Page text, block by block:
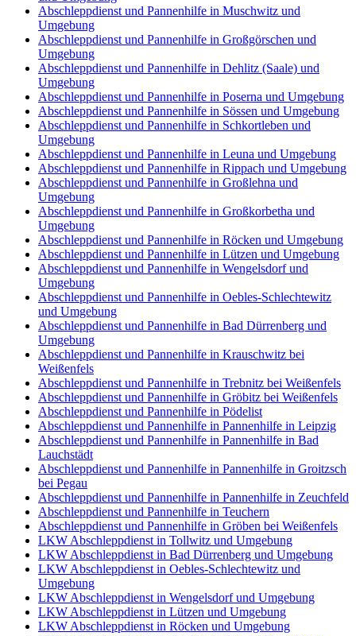
Abschleppdienst und Pannenhilfe in Muschwitz und
Umgebung
Abschleppdienst und Pannenhilfe in Großgörschen und
Umgebung
Abschleppdienst und Pannenhilfe in Dehlitz (Saale) und
Umgebung
Abschleppdienst und Pannenhilfe in Poserna und Umgebung
Abschleppdienst und Pannenhilfe in Sössen und Umgebung
Abschleppdienst und Pannenhilfe in Schkortleben und
Umgebung
Abschleppdienst und Pannenhilfe in Leuna und Umgebung
Abschleppdienst und Pannenhilfe in Rippach und Umgebung
Abschleppdienst und Pannenhilfe in Großlehna und
Umgebung
Abschleppdienst und Pannenhilfe in Großkorbetha und
Umgebung
Abschleppdienst und Pannenhilfe in Röcken und Umgebung
Abschleppdienst und Pannenhilfe in Lützen und Umgebung
Abschleppdienst und Pannenhilfe in Wengelsdorf und
Umgebung
Abschleppdienst und Pannenhilfe in Oebles-Schlechtewitz
und Umgebung
Abschleppdienst und Pannenhilfe in Bad Dürrenberg und
Umgebung
Abschleppdienst und Pannenhilfe in Krauschwitz bei
Weißenfels
Abschleppdienst und Pannenhilfe in Trebnitz bei Weißenfels
Abschleppdienst und Pannenhilfe in Gröbitz bei Weißenfels
Abschleppdienst und Pannenhilfe in Pödelist
Abschleppdienst und Pannenhilfe in Pannenhilfe in Leipzig
Abschleppdienst und Pannenhilfe in Pannenhilfe in Bad
Lauchstädt
Abschleppdienst und Pannenhilfe in Pannenhilfe in Groitzsch
bei Pegau
Abschleppdienst und Pannenhilfe in Pannenhilfe in Zeuchfeld
Abschleppdienst und Pannenhilfe in Teuchern
Abschleppdienst und Pannenhilfe in Gröben bei Weißenfels
LKW Abschleppdienst in Tollwitz und Umgebung
LKW Abschleppdienst in Bad Dürrenberg und Umgebung
LKW Abschleppdienst in Oebles-Schlechtewitz und
Umgebung
LKW Abschleppdienst in Wengelsdorf und Umgebung
LKW Abschleppdienst in Lützen und Umgebung
LKW Abschleppdienst in Röcken und Umgebung